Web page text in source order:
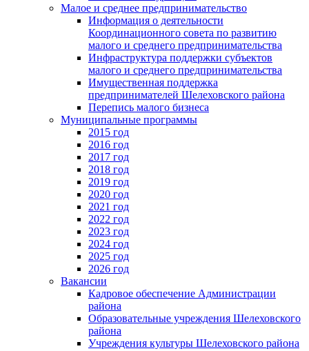
Малое и среднее предпринимательство
Информация о деятельности
Координационного совета по развитию
малого и среднего предпринимательства
Инфраструктура поддержки субъектов
малого и среднего предпринимательства
Имущественная поддержка
предпринимателей Шелеховского района
Перепись малого бизнеса
Муниципальные программы
2015 год
2016 год
2017 год
2018 год
2019 год
2020 год
2021 год
2022 год
2023 год
2024 год
2025 год
2026 год
Вакансии
Кадровое обеспечение Администрации
района
Образовательные учреждения Шелеховского
района
Учреждения культуры Шелеховского района